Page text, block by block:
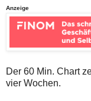
überprüfen
Sie
Ihre
und
versuchen
Anzeige
Der 60 Min. Chart
vier Wochen.